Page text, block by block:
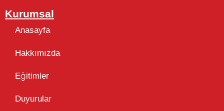
Kurumsal
Anasayfa
Hakkımızda
Eğitimler
Duyurular